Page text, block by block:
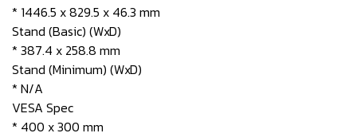
* 1446.5 x 829.5 x 46.3 mm
Stand (Basic) (WxD)
* 387.4 x 258.8 mm
Stand (Minimum) (WxD)
* N/A
VESA Spec
* 400 x 300 mm